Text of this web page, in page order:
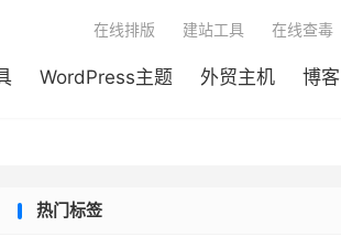
WordPress主题 外贸主机 博客
在线排版 建站工具 在线查毒
热门标签